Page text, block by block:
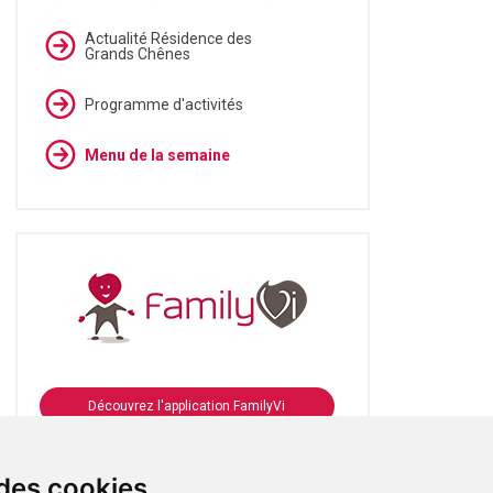
Actualité Résidence des
Grands Chênes
Programme d'activités
Menu de la semaine
Découvrez l'application FamilyVi